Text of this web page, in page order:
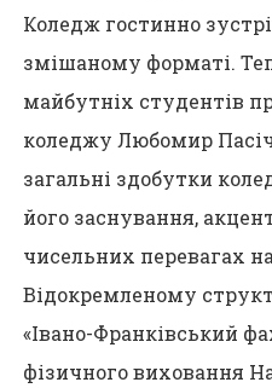
Коледж гостинно
змішаному форматі.
майбутніх студентів
коледжу Любомир
загальні здобутки
його заснування,
чисельних перевагах
Відокремленому
«Івано-Франківський
фізичного виховання